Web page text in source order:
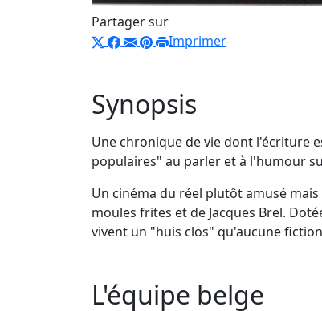
Partager sur
Imprimer
Synopsis
Une chronique de vie dont l'écriture
populaires" au parler et à l'humour
Un cinéma du réel plutôt amusé
moules frites et de Jacques Brel.
vivent un "huis clos" qu'aucune
L'équipe belge